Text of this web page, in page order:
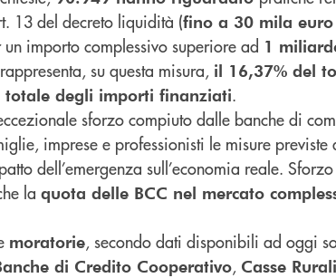
13 del decreto liquidità (fino a 30 mila euro
importo complessivo superiore ad 1
su questa misura, il 16,37% del
totale degli importi finanziati.
sforzo compiuto dalle banche di
imprese e professionisti le misure previste
dell’emergenza sull’economia reale.
la quota delle BCC nel mercato
moratorie, secondo dati disponibili ad oggi
di Credito Cooperativo, Casse Rurali